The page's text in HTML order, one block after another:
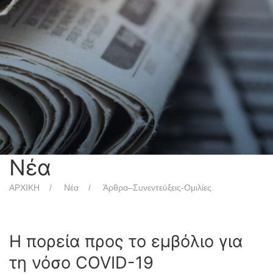
Νέα
ΑΡΧΙΚΗ Νέα Άρθρα–Συνεντεύξεις-Ομιλίες
Η πορεία προς το εμβόλιο για
τη νόσο COVID-19